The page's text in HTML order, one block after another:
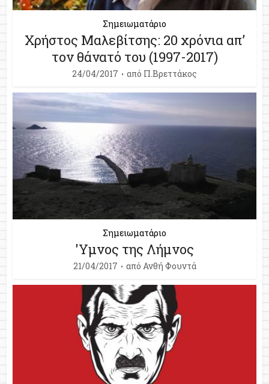
Σημειωματάριο
Χρήστος Μαλεβίτσης: 20 χρόνια απ’
τον θάνατό του (1997-2017)
24/04/2017 από Π.Βρεττάκος
Σημειωματάριο
'Υμνος της Λήμνος
21/04/2017 από Ανθή Φουντά